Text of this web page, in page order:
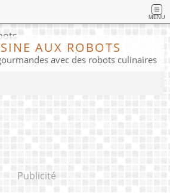
MENU
AUX ROBOTS
avec des robots culinaires
Publicité